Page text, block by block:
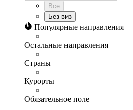
Все
Без виз
Популярные направления
Остальные направления
Страны
Курорты
Обязательное поле